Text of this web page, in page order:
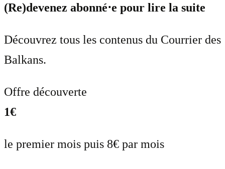
(Re)devenez abonné⋅e pour lire la suite
Découvrez tous les contenus du Courrier des
Balkans.
Offre découverte
1€
le premier mois puis 8€ par mois